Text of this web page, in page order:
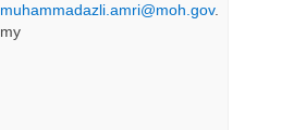
muhammadazli.amri@moh.gov.
my